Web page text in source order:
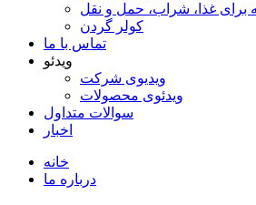
برای غذا، شراب، حمل و نقل
کولر گردن
تماس با ما
ویدئو
ویدیوی شرکت
ویدئوی محصولات
سوالات متداول
اخبار
خانه
درباره ما